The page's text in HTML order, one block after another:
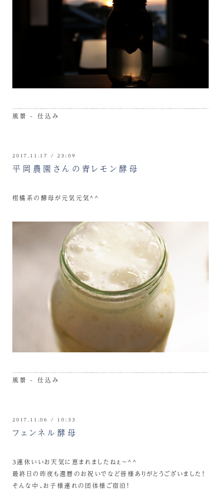
風景 - 仕込み
2017.11.17 / 23:09
平岡農園さんの青レモン酵母
柑橘系の酵母が元気元気^^
風景 - 仕込み
2017.11.06 / 10:33
フェンネル酵母
3連休いいお天気に恵まれましたねぇ～^^
最終日の昨夜も還暦のお祝いでなど皆様ありがとうございました！
そんな中、お子様連れの団体様ご宿泊！